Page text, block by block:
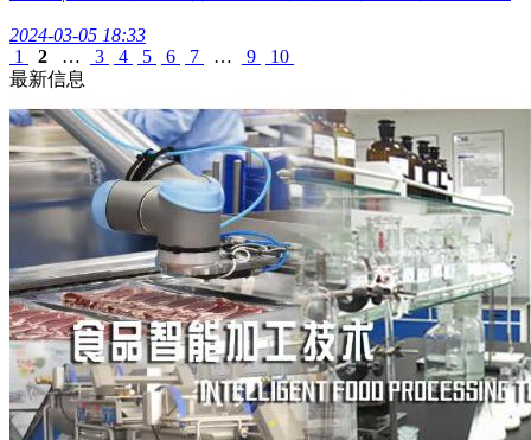
2024-03-05 18:33
1
2 … 3 4 5 6 7 … 9
10
最新信息